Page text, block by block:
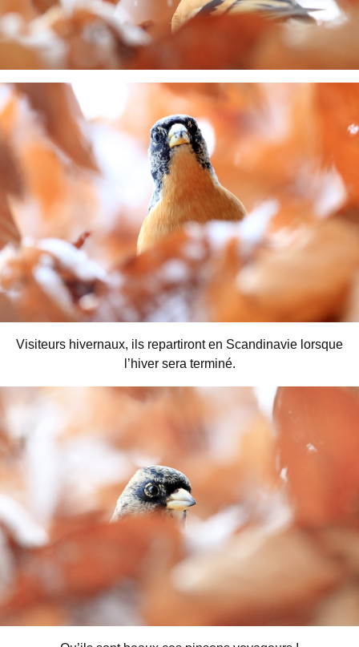
Visiteurs hivernaux, ils repartiront en Scandinavie lorsque
l’hiver sera terminé.